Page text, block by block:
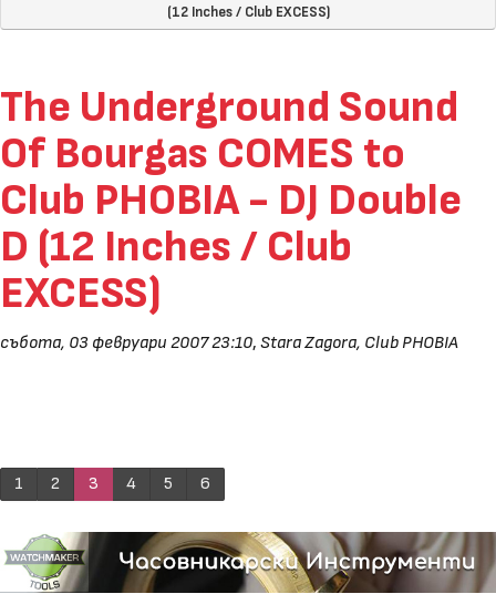
(12 Inches / Club EXCESS)
The Underground Sound
Of Bourgas COMES to
Club PHOBIA - DJ Double
D (12 Inches / Club
EXCESS)
събота, 03 февруари 2007 23:10, Stara Zagora, Club PHOBIA
1 2 3 4 5 6